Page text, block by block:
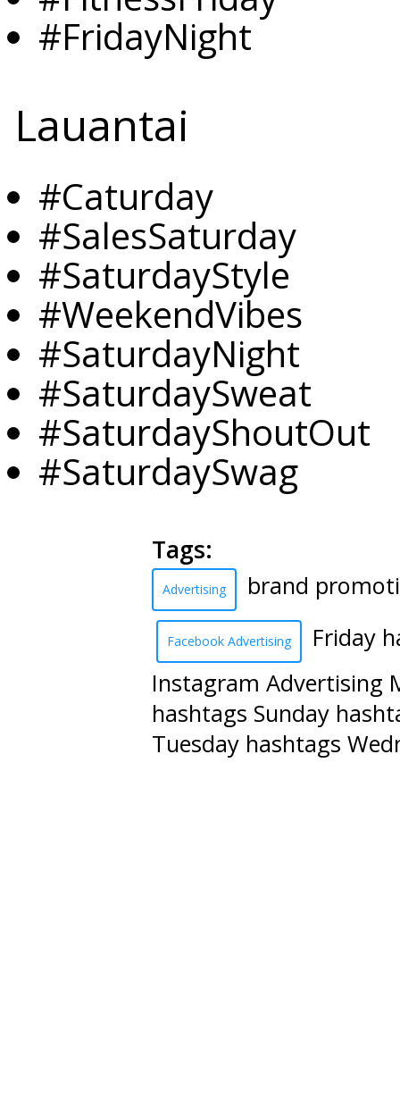
#FridayNight
Lauantai
#Caturday
#SalesSaturday
#SaturdayStyle
#WeekendVibes
#SaturdayNight
#SaturdaySweat
#SaturdayShoutOut
#SaturdaySwag
Tags:
Advertising brand
Facebook Advertising
Friday
Instagram Advertising
hashtags Sunday
Tuesday hashtags